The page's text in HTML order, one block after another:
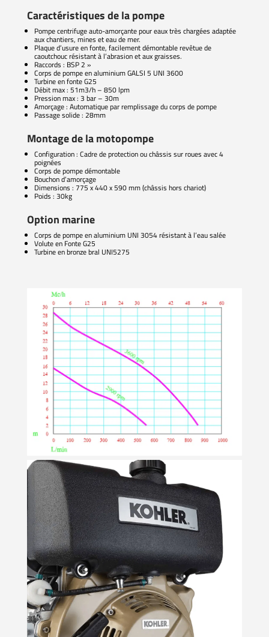
Caractéristiques de la pompe
Pompe centrifuge auto-amorçante pour eaux très chargées adaptée
aux chantiers, mines et eau de mer.
Plaque d’usure en fonte, facilement démontable revêtue de
caoutchouc résistant à l’abrasion et aux graisses.
Raccords : BSP 2 »
Corps de pompe en aluminium GALSI 5 UNI 3600
Turbine en fonte G25
Débit max : 51m3/h – 850 lpm
Pression max : 3 bar – 30m
Amorçage : Automatique par remplissage du corps de pompe
Passage solide : 28mm
Montage de la motopompe
Configuration : Cadre de protection ou châssis sur roues avec 4
poignées
Corps de pompe démontable
Bouchon d’amorçage
Dimensions : 775 x 440 x 590 mm (châssis hors chariot)
Poids : 30kg
Option marine
Corps de pompe en aluminium UNI 3054 résistant à l’eau salée
Volute en Fonte G25
Turbine en bronze bral UNI5275